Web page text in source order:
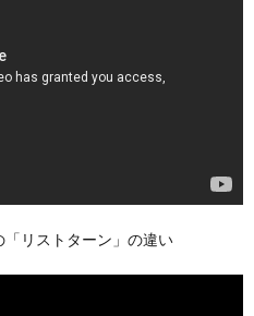
「リストターン」の違い